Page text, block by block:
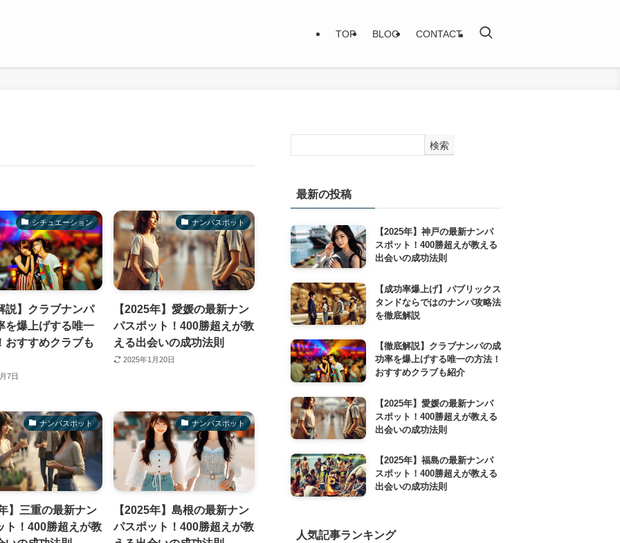
TOP BLOG CONTACT
シチュエーション
説】クラブナンパ
を爆上げする唯一
おすすめクラブも
7日
ナンパスポット
【2025年】愛媛の最新ナン
パスポット！400勝超えが教
える出会いの成功法則
2025年1月20日
ナンパスポット
】三重の最新ナン
ト！400勝超えが教
ナンパスポット
【2025年】島根の最新ナン
パスポット！400勝超えが教
検索
最新の投稿
【2025年】神戸の最新ナンパ
スポット！400勝超えが教える
出会いの成功法則
【成功率爆上げ】パブリックス
タンドならではのナンパ攻略法
を徹底解説
【徹底解説】クラブナンパの成
功率を爆上げする唯一の方法！
おすすめクラブも紹介
【2025年】愛媛の最新ナンパ
スポット！400勝超えが教える
出会いの成功法則
【2025年】福島の最新ナンパ
スポット！400勝超えが教える
出会いの成功法則
人気記事ランキング